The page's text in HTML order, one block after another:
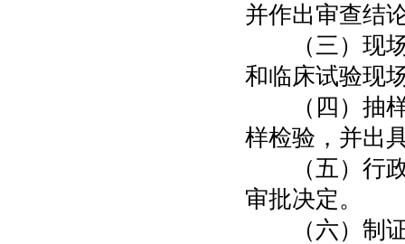
并作出审查结
（三）现场
和临床试验现
（四）抽样
样检验，并出
（五）行政
审批决定。
（六）制证